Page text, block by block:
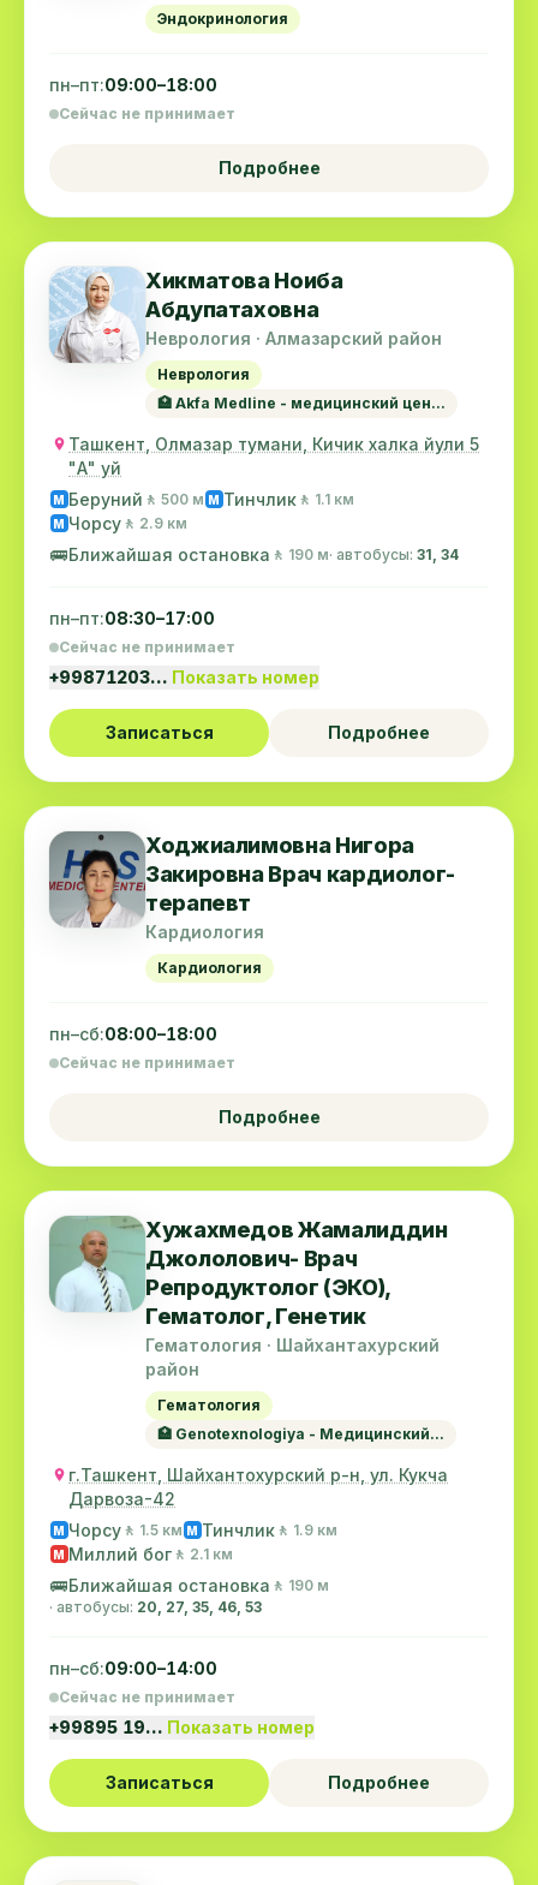
Эндокринология
пн–пт:09:00–18:00
Сейчас не принимает
Подробнее
Хикматова Ноиба
Абдупатаховна
Неврология · Алмазарский район
Неврология
🏥 Akfa Medline - медицинский цен...
Ташкент, Олмазар тумани, Кичик халка йули 5
"А" уй
M Беруний 🚶 500 м M Тинчлик 🚶 1.1 км
M Чорсу 🚶 2.9 км
🚌Ближайшая остановка 🚶 190 м· автобусы: 31, 34
пн–пт:08:30–17:00
Сейчас не принимает
+99871203… Показать номер
Записаться Подробнее
Ходжиалимовна Нигора
Закировна Врач кардиолог-
терапевт
Кардиология
Кардиология
пн–сб:08:00–18:00
Сейчас не принимает
Подробнее
Хужахмедов Жамалиддин
Джололович- Врач
Репродуктолог (ЭКО),
Гематолог, Генетик
Гематология · Шайхантахурский
район
Гематология
🏥 Genotexnologiya - Медицинский...
г.Ташкент, Шайхантохурский р-н, ул. Кукча
Дарвоза-42
M Чорсу 🚶 1.5 км M Тинчлик 🚶 1.9 км
M Миллий бог 🚶 2.1 км
🚌Ближайшая остановка 🚶 190 м
· автобусы: 20, 27, 35, 46, 53
пн–сб:09:00–14:00
Сейчас не принимает
+99895 19… Показать номер
Записаться Подробнее